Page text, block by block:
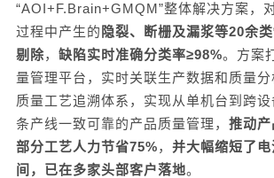
“AOI+F.Brain+GMQM”整体解决方案，
过程中产生的 隐裂、断栅及漏浆等20余
剔除， 缺陷实时准确分类率≥98%。 方案
量管理平台，实时关联生产数据和质量
质量工艺追溯体系，实现从单机台到跨
条产线一致可靠的产品质量管理 ， 推动产
部分工艺人力节省75%， 并大幅缩短了
间 ， 已在多家头部客户落地。